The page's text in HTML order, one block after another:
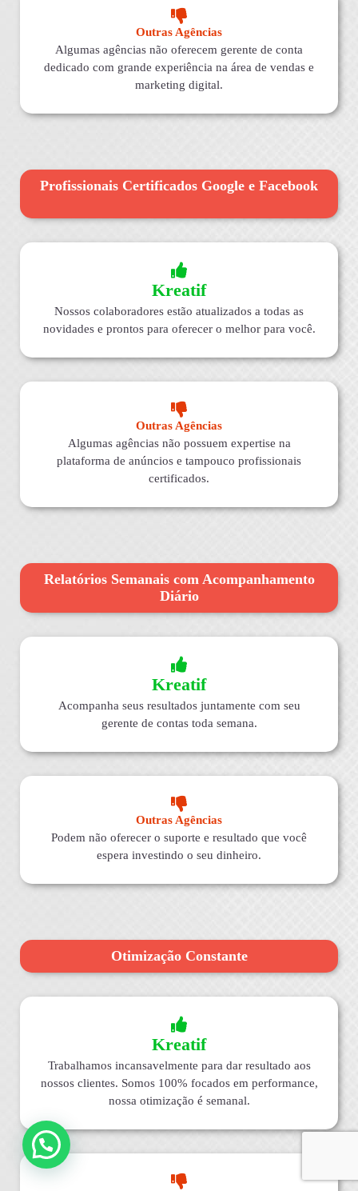
Outras Agências
Algumas agências não oferecem gerente de conta
dedicado com grande experiência na área de vendas e
marketing digital.
Profissionais Certificados Google e Facebook
Kreatif
Nossos colaboradores estão atualizados a todas as
novidades e prontos para oferecer o melhor para você.
Outras Agências
Algumas agências não possuem expertise na
plataforma de anúncios e tampouco profissionais
certificados.
Relatórios Semanais com Acompanhamento
Diário
Kreatif
Acompanha seus resultados juntamente com seu
gerente de contas toda semana.
Outras Agências
Podem não oferecer o suporte e resultado que você
espera investindo o seu dinheiro.
Otimização Constante
Kreatif
Trabalhamos incansavelmente para dar resultado aos
nossos clientes. Somos 100% focados em performance,
nossa otimização é semanal.